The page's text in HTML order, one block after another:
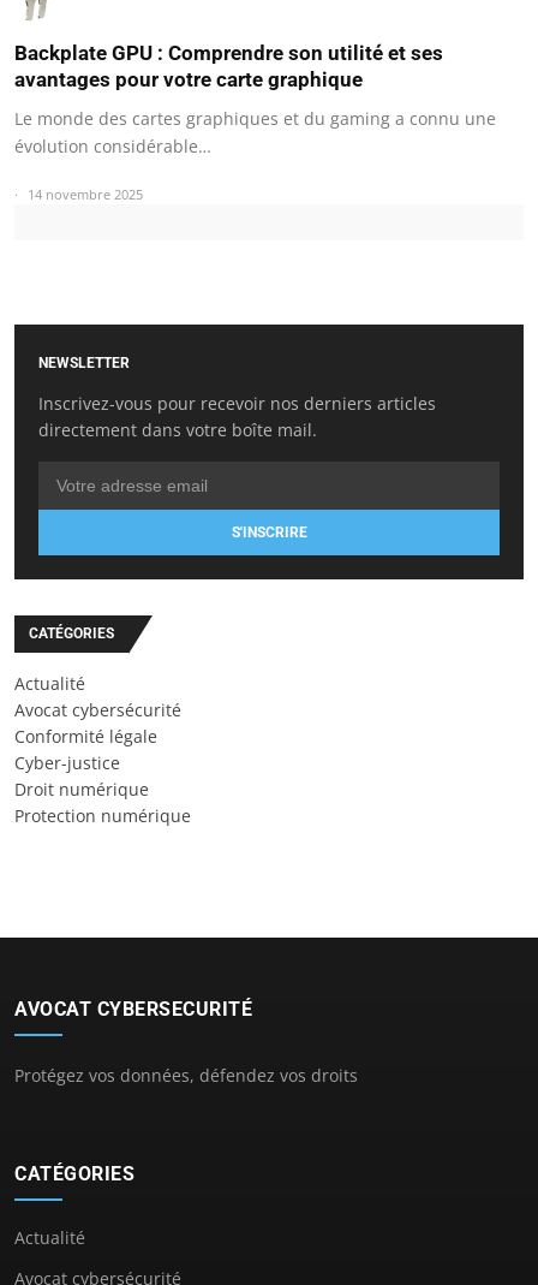
Backplate GPU : Comprendre son utilité et ses
avantages pour votre carte graphique
Le monde des cartes graphiques et du gaming a connu une
évolution considérable…
14 novembre 2025
NEWSLETTER
Inscrivez-vous pour recevoir nos derniers articles
directement dans votre boîte mail.
S'INSCRIRE
CATÉGORIES
Actualité
Avocat cybersécurité
Conformité légale
Cyber-justice
Droit numérique
Protection numérique
AVOCAT CYBERSECURITÉ
Protégez vos données, défendez vos droits
CATÉGORIES
Actualité
Avocat cybersécurité